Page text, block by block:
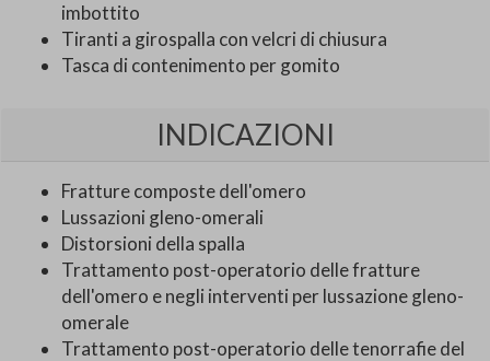
imbottito
Tiranti a girospalla con velcri di chiusura
Tasca di contenimento per gomito
INDICAZIONI
Fratture composte dell'omero
Lussazioni gleno-omerali
Distorsioni della spalla
Trattamento post-operatorio delle fratture
dell'omero e negli interventi per lussazione gleno-
omerale
Trattamento post-operatorio delle tenorrafie del